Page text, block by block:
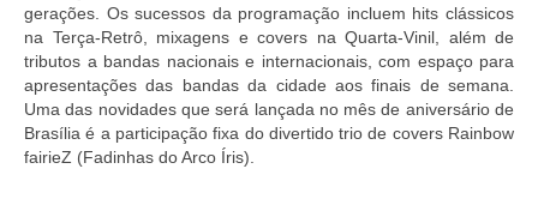
gerações. Os sucessos da programação incluem hits clássicos
na Terça-Retrô, mixagens e covers na Quarta-Vinil, além de
tributos a bandas nacionais e internacionais, com espaço para
apresentações das bandas da cidade aos finais de semana.
Uma das novidades que será lançada no mês de aniversário de
Brasília é a participação fixa do divertido trio de covers Rainbow
fairieZ (Fadinhas do Arco Íris).